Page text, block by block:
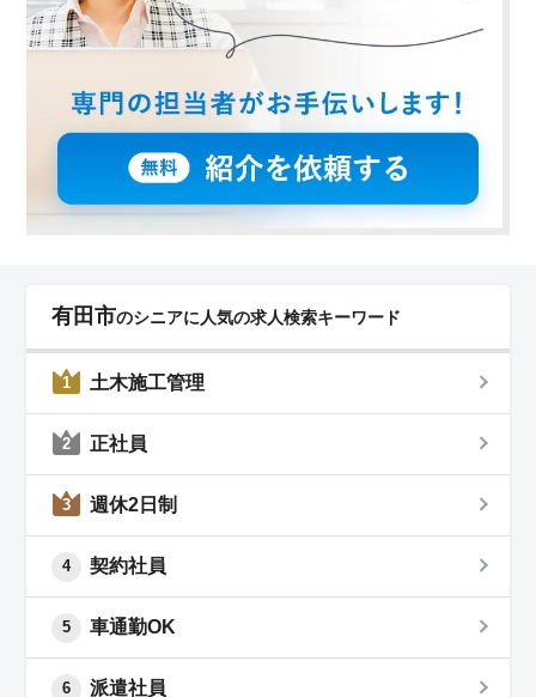
有田市のシニアに人気の求人検索キーワード
1 土木施工管理
2 正社員
3 週休2日制
4 契約社員
5 車通勤OK
6 派遣社員